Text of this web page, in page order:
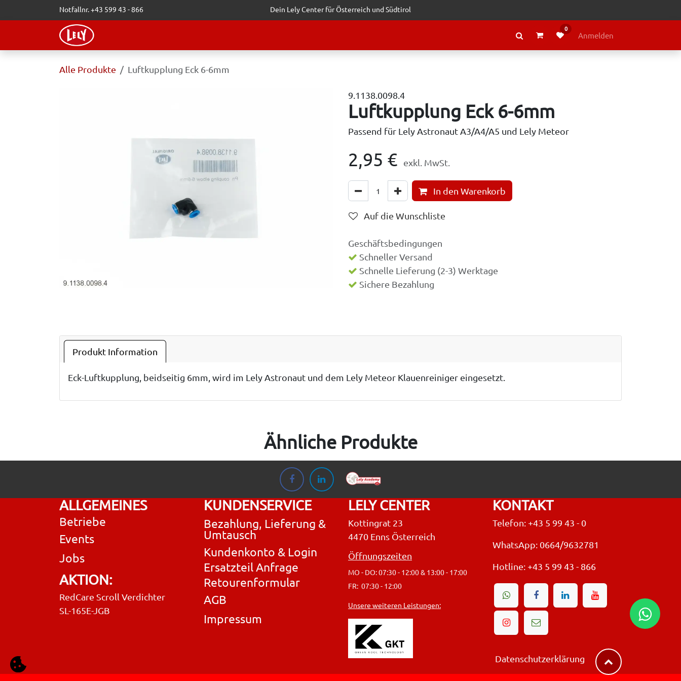
Zum Inhalt springenNotfallnr. +43 599 43 - 866 Dein Lely Center für Österreich und Südtirol
ÜBER LELY
0
Anmelden
Alle Produkte Luftkupplung Eck 6-6mm
9.1138.0098.4
Luftkupplung Eck 6-6mm
Passend für Lely Astronaut A3/A4/A5 und Lely Meteor
2,95 € exkl. MwSt.
In den Warenkorb
Auf die Wunschliste
Geschäftsbedingungen
Schneller Versand
Schnelle Lieferung (2-3) Werktage
Sichere Bezahlung
Produkt Information
Eck-Luftkupplung, beidseitig 6mm, wird im Lely Astronaut und dem Lely Meteor Klauenreiniger eingesetzt.
Ähnliche Produkte
ALLGEMEINES
Betriebe
Events
Jobs
AKTION:
RedCare Scroll Verdichter
SL-165E-JGB
KUNDENSERVICE
Bezahlung, Lieferung &
Umtausch
Kundenkonto & Login
Ersatzteil Anfrage
Retourenformular
AGB
Impressum
LELY CENTER
Kottingrat 23
4470 Enns Österreich
Öffnungszeiten
MO - DO: 07:30 - 12:00 & 13:00 - 17:00
FR: 07:30 - 12:00
Unsere weiteren Leistungen:
KONTAKT
Telefon: +43 5 99 43 - 0
WhatsApp: 0664/9632781
Hotline: +43 5 99 43 - 866
Datenschutzerklärung